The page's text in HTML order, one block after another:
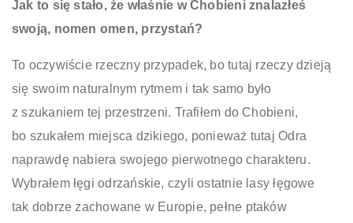
Jak to się stało, że właśnie w Chobieni znalazłeś
swoją, nomen omen, przystań?
To oczywiście rzeczny przypadek, bo tutaj rzeczy dzieją
się swoim naturalnym rytmem i tak samo było
z szukaniem tej przestrzeni. Trafiłem do Chobieni,
bo szukałem miejsca dzikiego, ponieważ tutaj Odra
naprawdę nabiera swojego pierwotnego charakteru.
Wybrałem łęgi odrzańskie, czyli ostatnie lasy łęgowe
tak dobrze zachowane w Europie, pełne ptaków